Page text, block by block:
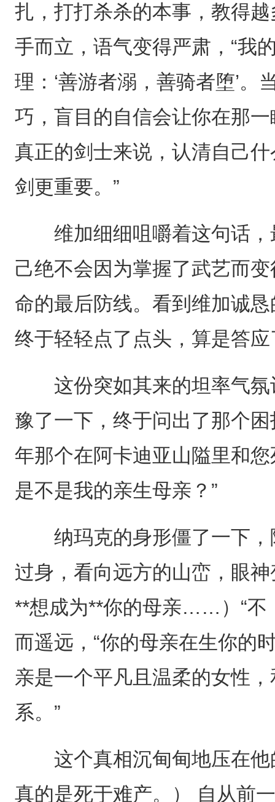
扎，打打杀杀的本事，教得
手而立，语气变得严肃，“我
理：‘善游者溺，善骑者堕’
巧，盲目的自信会让你在那
真正的剑士来说，认清自己
剑更重要。”
维加细细咀嚼着这句话，
己绝不会因为掌握了武艺而
命的最后防线。看到维加诚
终于轻轻点了点头，算是答
这份突如其来的坦率气氛
豫了一下，终于问出了那个
年那个在阿卡迪亚山隘里和
是不是我的亲生母亲？”
纳玛克的身形僵了一下，
过身，看向远方的山峦，眼
**想成为**你的母亲……）“不
而遥远，“你的母亲在生你的
亲是一个平凡且温柔的女性
系。”
这个真相沉甸甸地压在他
真的是死于难产。） 自从前